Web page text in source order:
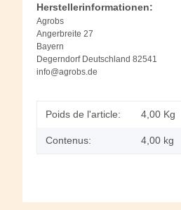
Herstellerinformationen:
Agrobs
Angerbreite 27
Bayern
Degerndorf Deutschland 82541
info@agrobs.de
Poids de l'article: 4,00 Kg
Contenus: 4,00 kg